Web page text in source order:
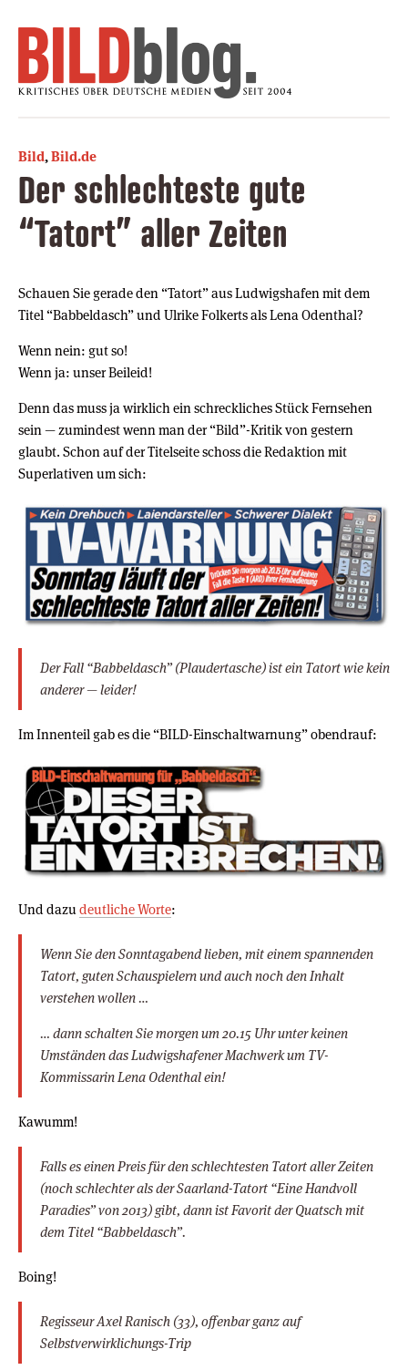
Bild,Bild.de
Der schlechteste gute
“Tatort” aller Zeiten
Schauen Sie gerade den “Tatort” aus Ludwigshafen mit dem
Titel “Babbeldasch” und Ulrike Folkerts als Lena Odenthal?
Wenn nein: gut so!
Wenn ja: unser Beileid!
Denn das muss ja wirklich ein schreckliches Stück Fernsehen
sein — zumindest wenn man der “Bild”-Kritik von gestern
glaubt. Schon auf der Titelseite schoss die Redaktion mit
Superlativen um sich:
Der Fall “Babbeldasch” (Plaudertasche) ist ein Tatort wie kein
anderer — leider!
Im Innenteil gab es die “BILD-Einschaltwarnung” obendrauf:
Und dazudeutliche Worte:
Wenn Sie den Sonntagabend lieben, mit einem spannenden
Tatort, guten Schauspielern und auch noch den Inhalt
verstehen wollen …
… dann schalten Sie morgen um 20.15 Uhr unter keinen
Umständen das Ludwigshafener Machwerk um TV-
Kommissarin Lena Odenthal ein!
Kawumm!
Falls es einen Preis für den schlechtesten Tatort aller Zeiten
(noch schlechter als der Saarland-Tatort “Eine Handvoll
Paradies” von 2013) gibt, dann ist Favorit der Quatsch mit
dem Titel “Babbeldasch”.
Boing!
Regisseur Axel Ranisch (33), offenbar ganz auf
Selbstverwirklichungs-Trip